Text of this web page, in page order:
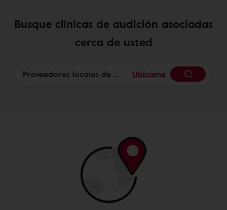
Busque clínicas de audición asociadas
cerca de usted
Ubícame